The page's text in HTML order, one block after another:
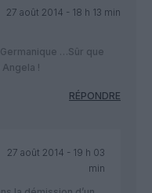
27 août 2014 - 18 h 13 min
…Sûr que
!
RÉPONDRE
27 août 2014 - 19 h 03
min